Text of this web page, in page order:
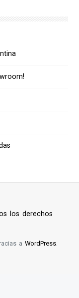
los derechos
a WordPress